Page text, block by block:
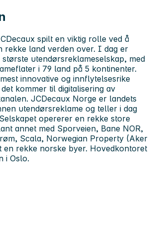
spilt en viktig rolle ved å
rekke land verden over. I dag er
utendørsreklameselskap, med
i 79 land på 5 kontinenter.
innovative og innflytelsesrike
kommer til digitalisering av
JCDecaux Norge er landets
utendørsreklame og teller i dag
opererer en rekke store
annet med Sporveien, Bane NOR,
Scala, Norwegian Property (Aker
en rekke norske byer. Hovedkontoret
i Oslo.